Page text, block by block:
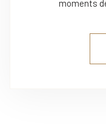
moments